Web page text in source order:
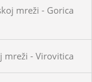
mreži - Gorica
mreži - Virovitica